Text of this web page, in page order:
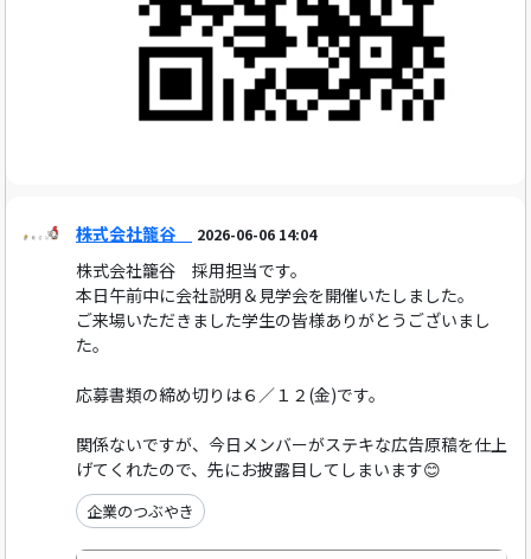
株式会社籠谷 2026-06-06 14:04
株式会社籠谷 採用担当です。
本日午前中に会社説明＆見学会を開催いたしました。
ご来場いただきました学生の皆様ありがとうございまし
た。
応募書類の締め切りは６／１２(金)です。
関係ないですが、今日メンバーがステキな広告原稿を仕上
げてくれたので、先にお披露目してしまいます😊
企業のつぶやき